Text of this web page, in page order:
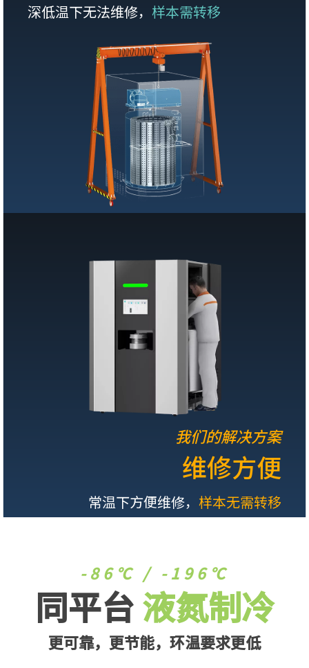
深低温下无法维修， 样本需转移
我们的解决方案
维修方便
常温下方便维修， 样本无需转移
-86℃ / -196℃
同平台液氮制冷
更可靠，更节能，环温要求更低